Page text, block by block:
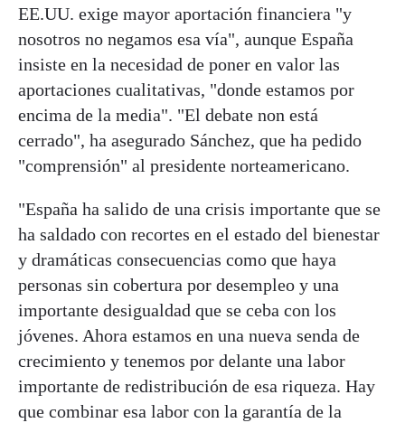
EE.UU. exige mayor aportación financiera "y
nosotros no negamos esa vía", aunque España
insiste en la necesidad de poner en valor las
aportaciones cualitativas, "donde estamos por
encima de la media". "El debate non está
cerrado", ha asegurado Sánchez, que ha pedido
"comprensión" al presidente norteamericano.
"España ha salido de una crisis importante que se
ha saldado con recortes en el estado del bienestar
y dramáticas consecuencias como que haya
personas sin cobertura por desempleo y una
importante desigualdad que se ceba con los
jóvenes. Ahora estamos en una nueva senda de
crecimiento y tenemos por delante una labor
importante de redistribución de esa riqueza. Hay
que combinar esa labor con la garantía de la